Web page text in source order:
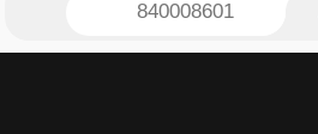
840008601